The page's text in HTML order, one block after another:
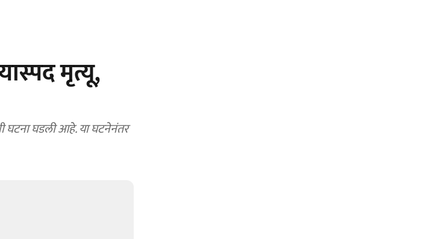
मृत्यू,
घटना घडली आहे. या घटनेनंतर